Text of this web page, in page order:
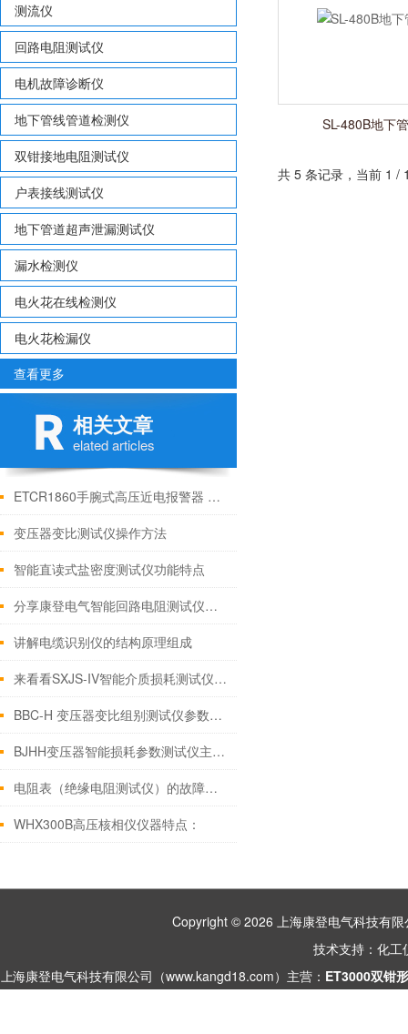
测流仪
回路电阻测试仪
电机故障诊断仪
地下管线管道检测仪
双钳接地电阻测试仪
户表接线测试仪
地下管道超声泄漏测试仪
漏水检测仪
电火花在线检测仪
电火花检漏仪
查看更多
相关文章
elated articles
ETCR1860手腕式高压近电报警器 技术参数
变压器变比测试仪操作方法
智能直读式盐密度测试仪功能特点
分享康登电气智能回路电阻测试仪如何正确使用
讲解电缆识别仪的结构原理组成
来看看SXJS-IV智能介质损耗测试仪的应用
BBC-H 变压器变比组别测试仪参数型号报价大全
BJHH变压器智能损耗参数测试仪主要功能与特点
电阻表（绝缘电阻测试仪）的故障解决办法
WHX300B高压核相仪仪器特点：
SL-480B地下
共 5 条记录，当前 1
Copyright © 2026 上海康登电气科技有
技术支持： 化工
上海康登电气科技有限公司（www.kangd18.com）主营： ET3000双钳